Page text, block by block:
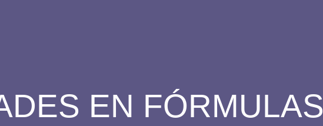
EN FÓRMULAS